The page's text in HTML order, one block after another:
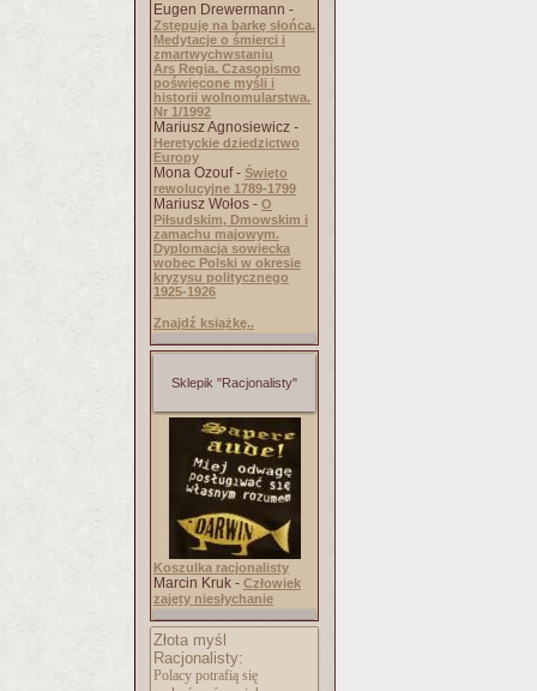
Eugen Drewermann -
Zstępuję na barkę słońca.
Medytacje o śmierci i
zmartwychwstaniu
Ars Regia. Czasopismo
poświęcone myśli i
historii wolnomularstwa.
Nr 1/1992
Mariusz Agnosiewicz -
Heretyckie dziedzictwo
Europy
Mona Ozouf - Święto
rewolucyjne 1789-1799
Mariusz Wołos - O
Piłsudskim, Dmowskim i
zamachu majowym.
Dyplomacja sowiecka
wobec Polski w okresie
kryzysu politycznego
1925-1926
Znajdź książkę..
Sklepik "Racjonalisty"
Koszulka racjonalisty
Marcin Kruk - Człowiek
zajęty niesłychanie
Złota myśl
Racjonalisty:
Polacy potrafią się